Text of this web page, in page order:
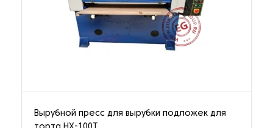
Вырубной пресс для вырубки подложек для